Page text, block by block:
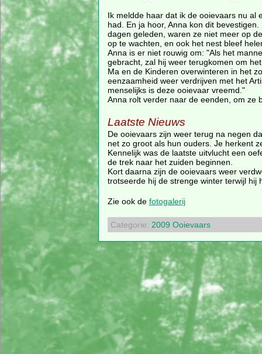
Ik meldde haar dat ik de ooievaars nu al
had. En ja hoor, Anna kon dit
dagen geleden, waren ze niet meer op
op te wachten, en ook het nest bleef
Anna is er niet rouwig om: "Als het
gebracht, zal hij weer terugkomen om
Ma en de Kinderen overwinteren in het
eenzaamheid weer verdrijven met het
menselijks is deze ooievaar vreemd."
Anna rolt verder naar de eenden, om ze
Laatste Nieuws
De ooievaars zijn weer terug na negen
net zo groot als hun ouders. Je herkent
Kennelijk was de laatste uitvlucht een
de trek naar het zuiden beginnen.
Kort daarna zijn de ooievaars weer
trotseerde hij de strenge winter terwijl hij
Zie ook de fotogalerij
Categorie: 2009 Ooievaars